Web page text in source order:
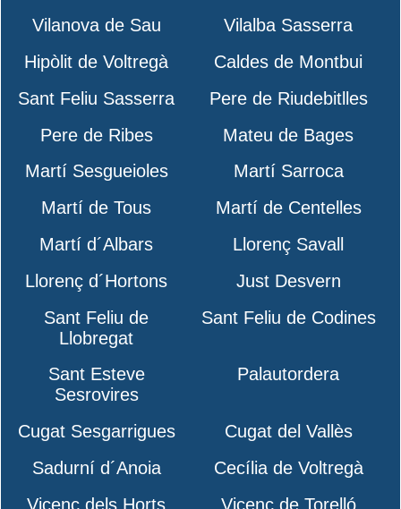
Vilanova de Sau
Vilalba Sasserra
Hipòlit de Voltregà
Caldes de Montbui
Sant Feliu Sasserra
Pere de Riudebitlles
Pere de Ribes
Mateu de Bages
Martí Sesgueioles
Martí Sarroca
Martí de Tous
Martí de Centelles
Martí d´Albars
Llorenç Savall
Llorenç d´Hortons
Just Desvern
Sant Feliu de
Llobregat
Sant Feliu de Codines
Sant Esteve
Sesrovires
Palautordera
Cugat Sesgarrigues
Cugat del Vallès
Sadurní d´Anoia
Cecília de Voltregà
Vicenç dels Horts
Vicenç de Torelló